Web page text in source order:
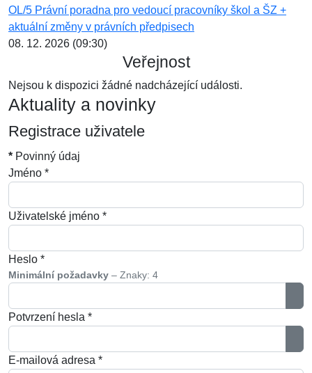
OL/5 Právní poradna pro vedoucí pracovníky škol a ŠZ +
aktuální změny v právních předpisech
08. 12. 2026 (09:30)
Veřejnost
Nejsou k dispozici žádné nadcházející události.
Aktuality a novinky
Registrace uživatele
* Povinný údaj
Jméno *
Uživatelské jméno *
Heslo *
Minimální požadavky – Znaky: 4
Potvrzení hesla *
E-mailová adresa *